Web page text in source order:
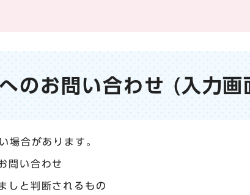
のお問い合わせ (入力画
場合があります。
問い合わせ
しと判断されるもの